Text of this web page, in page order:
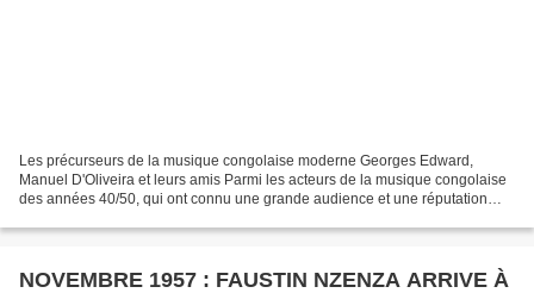
Les précurseurs de la musique congolaise moderne Georges Edward,
Manuel D'Oliveira et leurs amis Parmi les acteurs de la musique congolaise
des années 40/50, qui ont connu une grande audience et une réputation
NOVEMBRE 1957 : FAUSTIN NZENZA ARRIVE À